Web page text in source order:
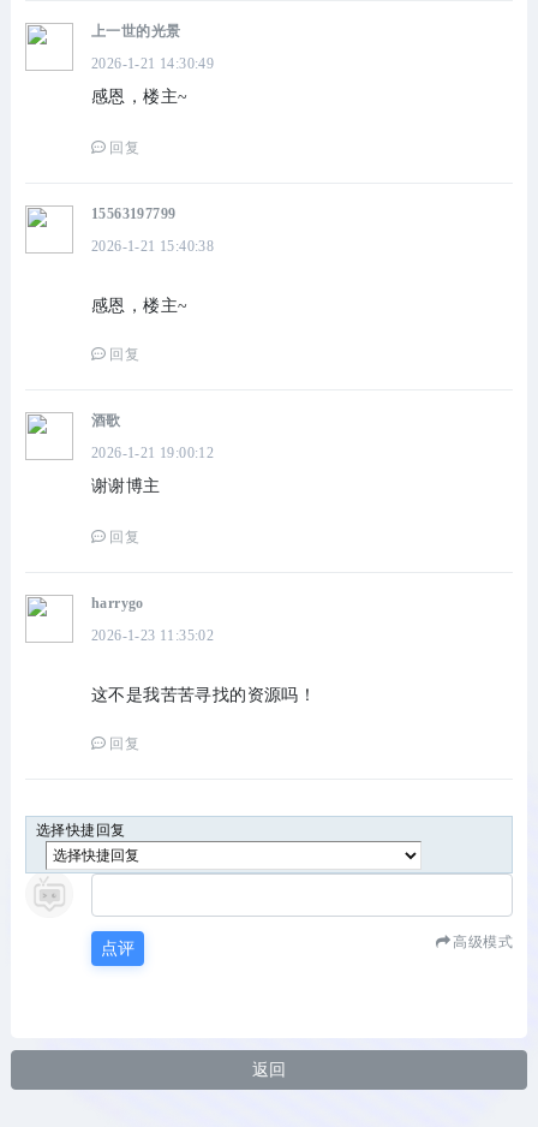
上一世的光景
2026-1-21 14:30:49
感恩，楼主~
回复
15563197799
2026-1-21 15:40:38
感恩，楼主~
回复
酒歌
2026-1-21 19:00:12
谢谢博主
回复
harrygo
2026-1-23 11:35:02
这不是我苦苦寻找的资源吗！
回复
选择快捷回复
点评 高级模式
返回